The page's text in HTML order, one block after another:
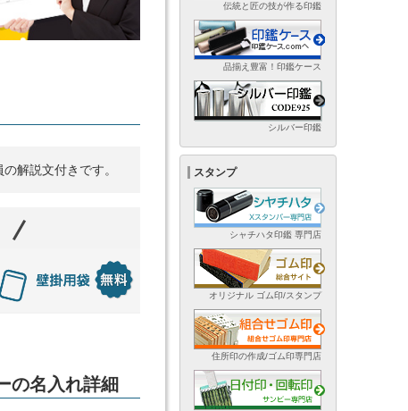
解説文付きです。
の名入れ詳細
伝統と匠の技が作る印鑑
品揃え豊富！印鑑ケース
シルバー印鑑
スタンプ
シャチハタ印鑑 専門店
オリジナル ゴム印/スタンプ
住所印の作成/ゴム印専門店